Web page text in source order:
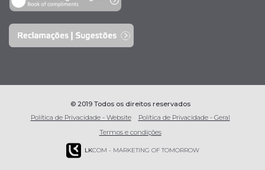
© 2019 Todos os direitos reservados
Política de Privacidade - Website
Política de Privacidade - Geral
Termos e condições
LKCOM - MARKETING OF TOMORROW